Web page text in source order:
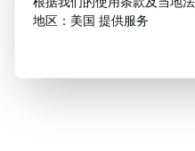
地区：美国 提供服务